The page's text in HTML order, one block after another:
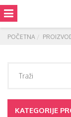
POČETNA
KATEGORIJE